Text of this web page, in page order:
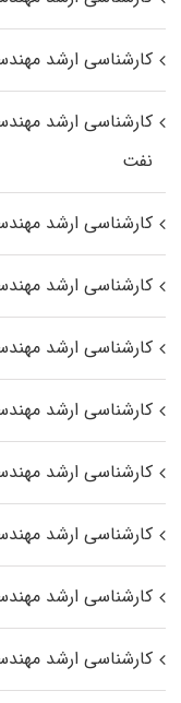
کارشناسی ارشد
کارشناسی ارشد
نفت
کارشناسی ارشد
کارشناسی ارشد
کارشناسی ارشد
کارشناسی ارشد
کارشناسی ارشد
کارشناسی ارشد
کارشناسی ارشد
کارشناسی ارشد